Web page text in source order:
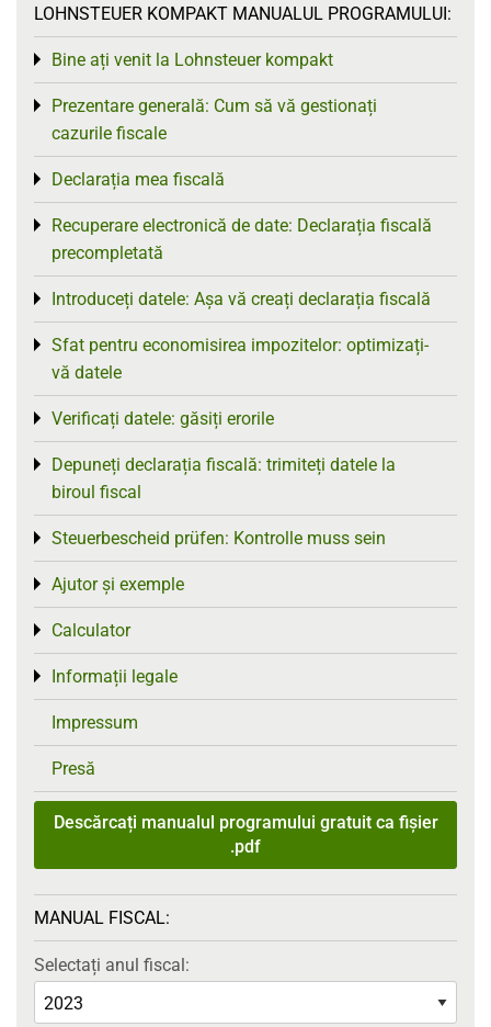
LOHNSTEUER KOMPAKT MANUALUL PROGRAMULUI:
Bine ați venit la Lohnsteuer kompakt
Toggle menu
Prezentare generală: Cum să vă gestionați
cazurile fiscale
Toggle menu
Declarația mea fiscală
Toggle menu
Recuperare electronică de date: Declarația fiscală
precompletată
Toggle menu
Introduceți datele: Așa vă creați declarația fiscală
Toggle menu
Sfat pentru economisirea impozitelor: optimizați-
vă datele
Toggle menu
Verificați datele: găsiți erorile
Toggle menu
Depuneți declarația fiscală: trimiteți datele la
biroul fiscal
Toggle menu
Steuerbescheid prüfen: Kontrolle muss sein
Toggle menu
Ajutor și exemple
Toggle menu
Calculator
Toggle menu
Informații legale
Toggle menu
Impressum
Presă
Descărcați manualul programului gratuit ca fișier
.pdf
MANUAL FISCAL:
Selectați anul fiscal: